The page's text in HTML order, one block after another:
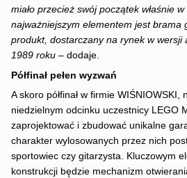
miało przecież swój początek właśnie
najważniejszym elementem jest brama
produkt, dostarczany na rynek w wersji
1989 roku – dodaje.
Półfinał pełen wyzwań
A skoro półfinał w firmie WIŚNIOWSKI,
niedzielnym odcinku uczestnicy LEGO
zaprojektować i zbudować unikalne
charakter wylosowanych przez nich
sportowiec czy gitarzysta. Kluczowym
konstrukcji będzie mechanizm